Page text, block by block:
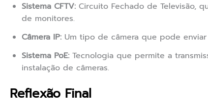
Sistema CFTV: Circuito Fechado de Televisão,
de monitores.
Câmera IP: Um tipo de câmera que pode
Sistema PoE: Tecnologia que permite a
instalação de câmeras.
Reflexão Final